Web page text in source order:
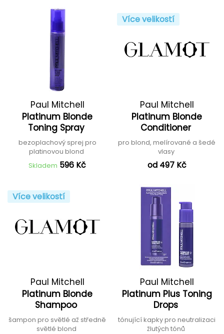
Paul Mitchell
Platinum Blonde
Toning Spray
bezoplachový sprej pro
platinovou blond
Skladem 596 Kč
Více velikostí
Paul Mitchell
Platinum Blonde
Conditioner
pro blond, melírované a šedé
vlasy
od 497 Kč
Více velikostí
Paul Mitchell
Platinum Blonde
Shampoo
šampon pro světlé až středně
světlé blond
Paul Mitchell
Platinum Plus Toning
Drops
tónující kapky pro neutralizaci
žlutých tónů